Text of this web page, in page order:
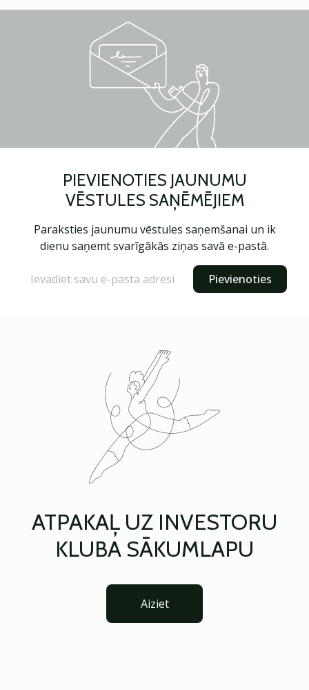
PIEVIENOTIES JAUNUMU
VĒSTULES SAŅĒMĒJIEM
Paraksties jaunumu vēstules saņemšanai un ik
dienu saņemt svarīgākās ziņas savā e-pastā.
Pievienoties
ATPAKAĻ UZ INVESTORU
KLUBA SĀKUMLAPU
Aiziet